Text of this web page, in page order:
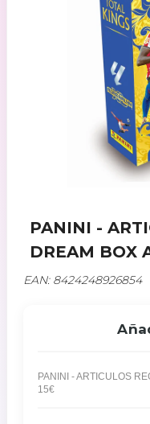
PANINI -
DREAM BOX
EAN: 8424248926854
PANINI - ARTICULOS
15€